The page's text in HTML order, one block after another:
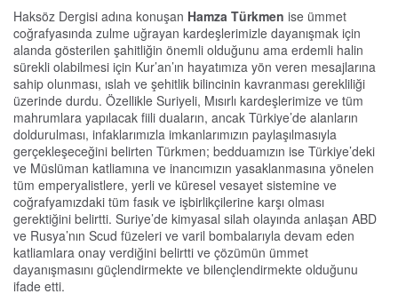
Haksöz Dergisi adına konuşan Hamza Türkmen ise ümmet
coğrafyasında zulme uğrayan kardeşlerimizle dayanışmak için
alanda gösterilen şahitliğin önemli olduğunu ama erdemli halin
sürekli olabilmesi için Kur’an’ın hayatımıza yön veren mesajlarına
sahip olunması, ıslah ve şehitlik bilincinin kavranması gerekliliği
üzerinde durdu. Özellikle Suriyeli, Mısırlı kardeşlerimize ve tüm
mahrumlara yapılacak fiili duaların, ancak Türkiye’de alanların
doldurulması, infaklarımızla imkanlarımızın paylaşılmasıyla
gerçekleşeceğini belirten Türkmen; bedduamızın ise Türkiye’deki
ve Müslüman katliamına ve inancımızın yasaklanmasına yönelen
tüm emperyalistlere, yerli ve küresel vesayet sistemine ve
coğrafyamızdaki tüm fasık ve işbirlikçilerine karşı olması
gerektiğini belirtti. Suriye’de kimyasal silah olayında anlaşan ABD
ve Rusya’nın Scud füzeleri ve varil bombalarıyla devam eden
katliamlara onay verdiğini belirtti ve çözümün ümmet
dayanışmasını güçlendirmekte ve bilençlendirmekte olduğunu
ifade etti.